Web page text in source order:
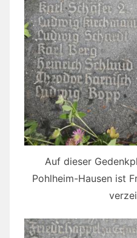
Auf dieser
Pohlheim-Hausen ist